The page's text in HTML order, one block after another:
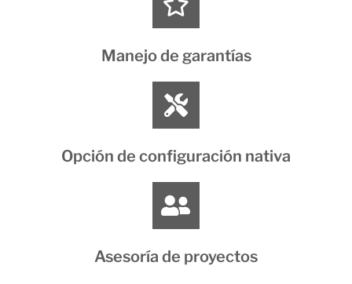
Manejo de garantías
Opción de configuración nativa
Asesoría de proyectos